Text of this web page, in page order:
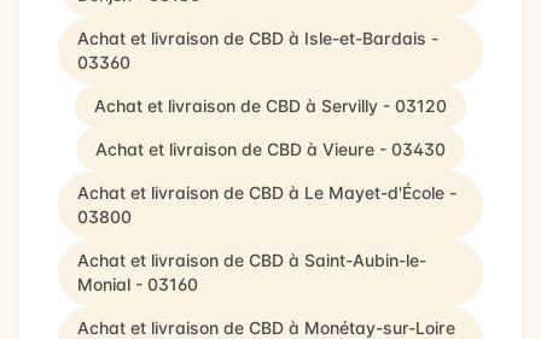
Achat et livraison de CBD à Isle-et-Bardais -
03360
Achat et livraison de CBD à Servilly - 03120
Achat et livraison de CBD à Vieure - 03430
Achat et livraison de CBD à Le Mayet-d'École -
03800
Achat et livraison de CBD à Saint-Aubin-le-
Monial - 03160
Achat et livraison de CBD à Monétay-sur-Loire